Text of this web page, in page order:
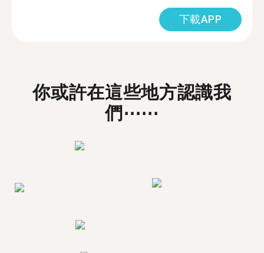
下載APP
你或許在這些地方認識我
們⋯⋯